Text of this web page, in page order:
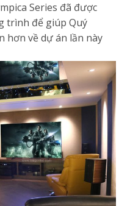
Series đã được
trình để giúp Quý
hơn về dự án lần này